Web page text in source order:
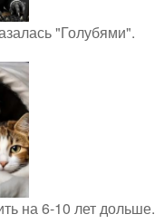
"Голубями".
на 6-10 лет дольше.